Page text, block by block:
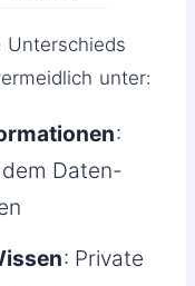
Unterschieds
unter:
:
Daten-
: Private